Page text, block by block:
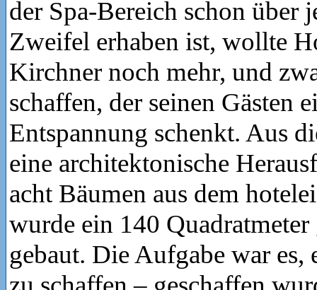
der Spa-Bereich schon über
Zweifel erhaben ist, wollte
Kirchner noch mehr, und
schaffen, der seinen Gästen
Entspannung schenkt. Aus
eine architektonische
acht Bäumen aus dem
wurde ein 140 Quadratmeter
gebaut. Die Aufgabe war es,